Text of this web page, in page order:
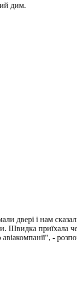
дим.
двері і нам
Швидка приїхала
-